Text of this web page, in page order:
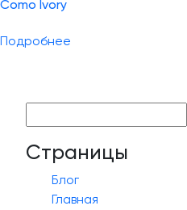
Como Ivory
Подробнее
Страницы
Блог
Главная